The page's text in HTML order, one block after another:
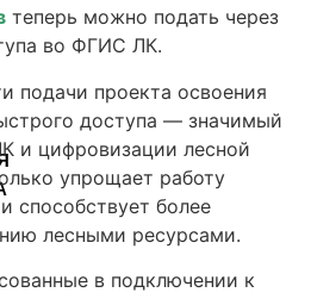
теперь можно подать через
во ФГИС ЛК.
подачи проекта освоения
доступа — значимый
и цифровизации лесной
упрощает работу
способствует более
лесными ресурсами.
в подключении к